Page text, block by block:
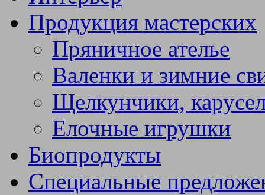
Продукция мастерских
Пряничное ателье
Валенки и зимние
Щелкунчики,
Елочные игрушки
Биопродукты
Специальные